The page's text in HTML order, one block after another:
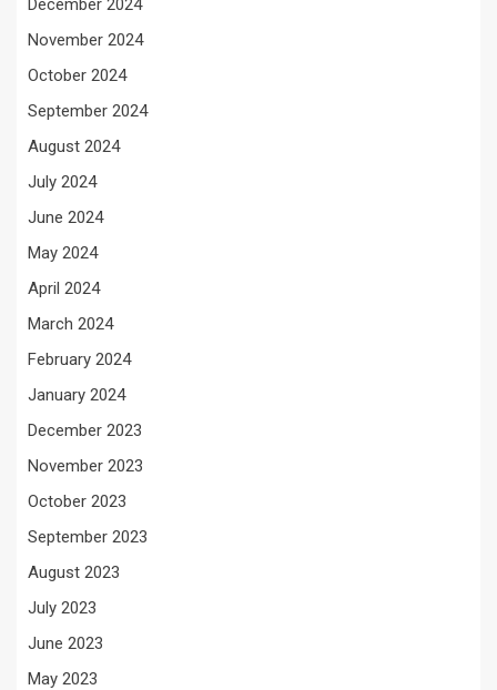
December 2024
November 2024
October 2024
September 2024
August 2024
July 2024
June 2024
May 2024
April 2024
March 2024
February 2024
January 2024
December 2023
November 2023
October 2023
September 2023
August 2023
July 2023
June 2023
May 2023